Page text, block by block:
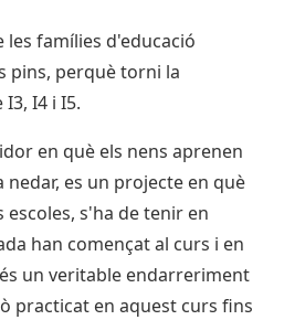
les famílies d'educació
pins, perquè torni la
I4 i I5.
en què els nens aprenen
es un projecte en què
s'ha de tenir en
han començat al curs i en
un veritable endarreriment
practicat en aquest curs fins